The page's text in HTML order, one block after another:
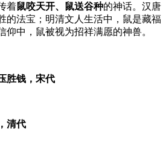
着鼠咬天开、鼠送谷种的神话。汉唐
的法宝；明清文人生活中，鼠是藏福
仰中，鼠被视为招祥满愿的神兽。
胜钱，宋代
清代